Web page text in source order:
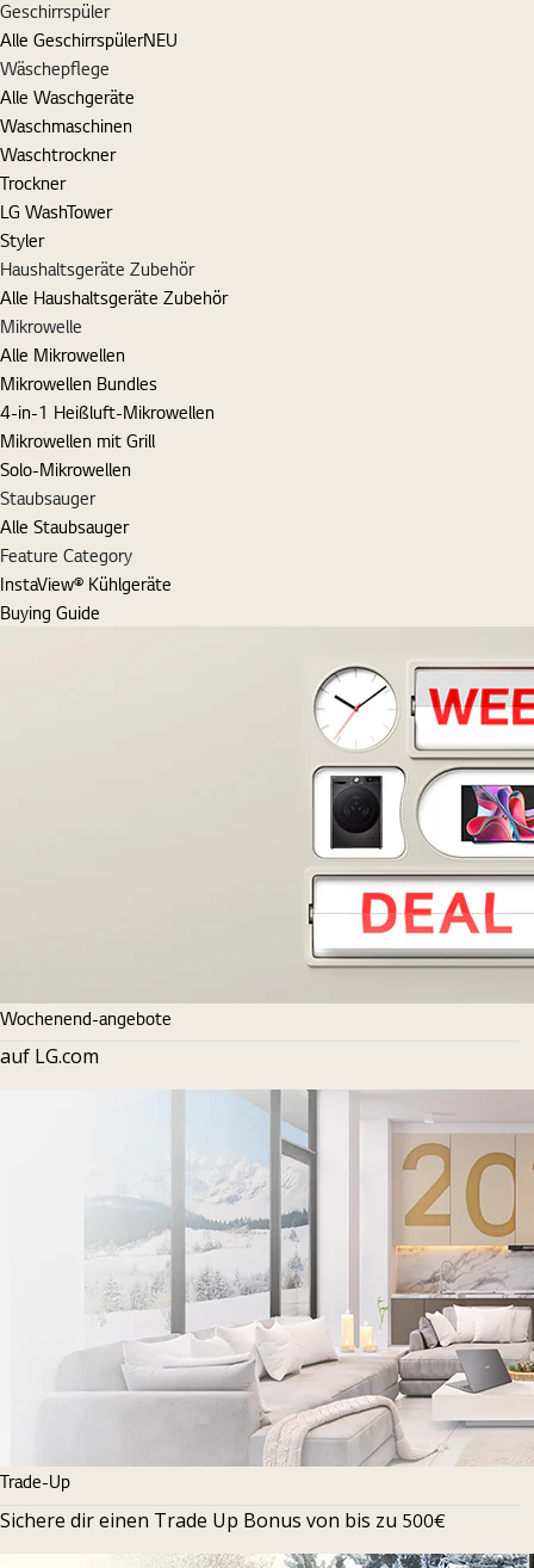
Geschirrspüler
Alle GeschirrspülerNEU
Wäschepflege
Alle Waschgeräte
Waschmaschinen
Waschtrockner
Trockner
LG WashTower
Styler
Haushaltsgeräte Zubehör
Alle Haushaltsgeräte Zubehör
Mikrowelle
Alle Mikrowellen
Mikrowellen Bundles
4-in-1 Heißluft-Mikrowellen
Mikrowellen mit Grill
Solo-Mikrowellen
Staubsauger
Alle Staubsauger
Feature Category
InstaView® Kühlgeräte
Buying Guide
Wochenend-angebote
auf LG.com
Trade-Up
Sichere dir einen Trade Up Bonus von bis zu 500€